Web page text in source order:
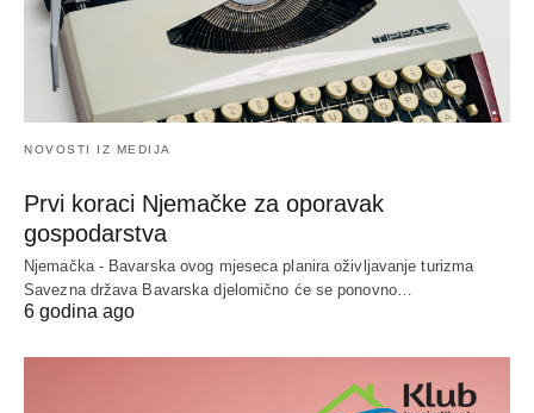
NOVOSTI IZ MEDIJA
Prvi koraci Njemačke za oporavak
gospodarstva
Njemačka - Bavarska ovog mjeseca planira oživljavanje turizma
Savezna država Bavarska djelomično će se ponovno…
6 godina ago